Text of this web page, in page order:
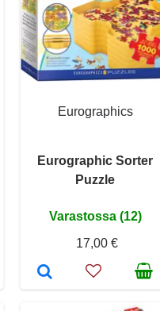
Eurographics
Eurographic Sorter
Puzzle
Varastossa (12)
17,00 €